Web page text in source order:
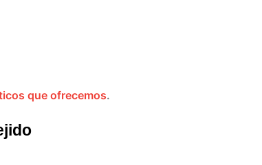
que ofrecemos.